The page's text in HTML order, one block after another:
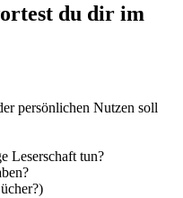
du dir im
persönlichen Nutzen soll
Leserschaft tun?